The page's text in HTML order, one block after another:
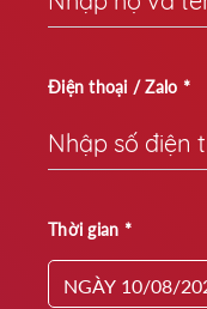
Điện thoại / Zalo *
Thời gian *
NGÀY 10/08/